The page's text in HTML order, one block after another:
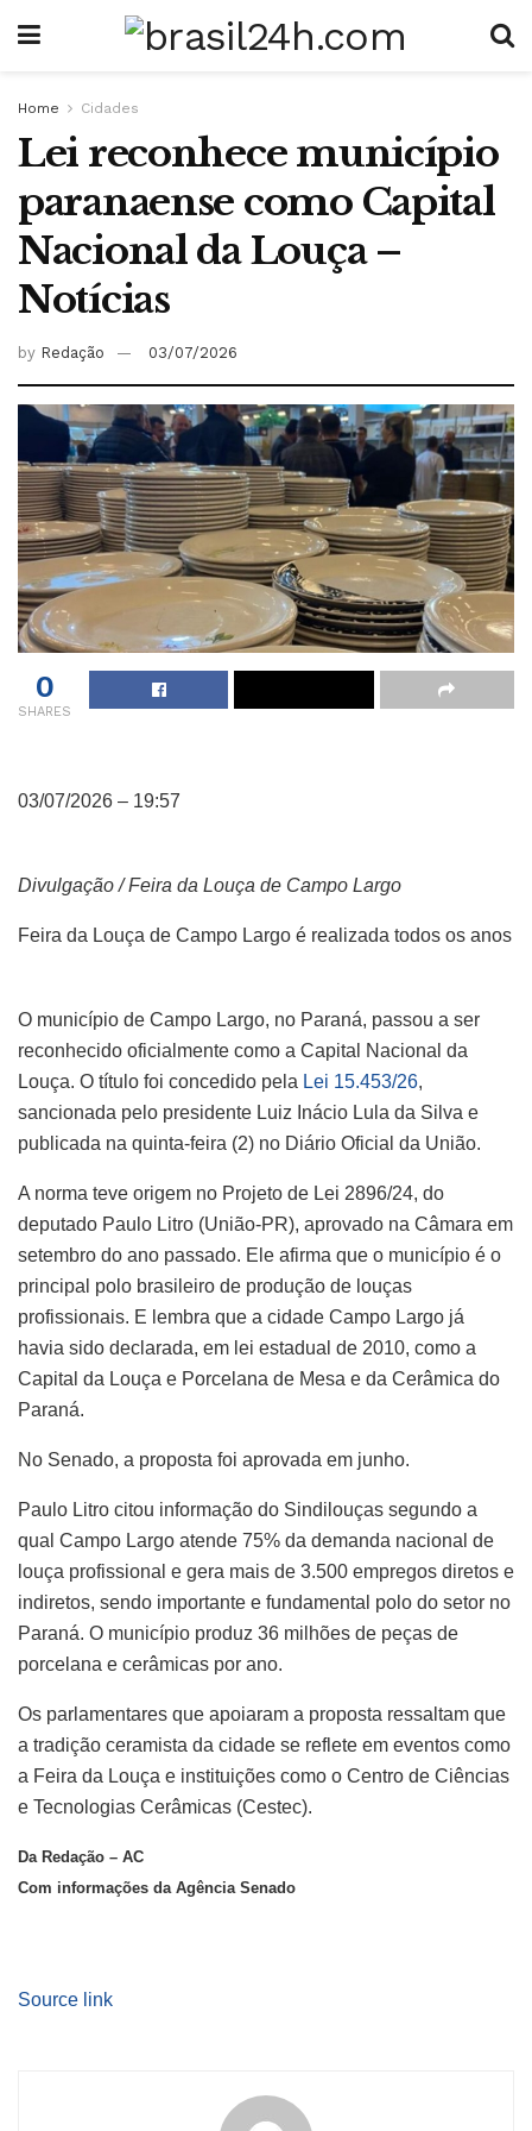
Home Cidades
Lei reconhece município
paranaense como Capital
Nacional da Louça –
Notícias
by Redação 03/07/2026
0
SHARES
03/07/2026 – 19:57
Divulgação / Feira da Louça de Campo Largo
Feira da Louça de Campo Largo é realizada todos os anos
O município de Campo Largo, no Paraná, passou a ser
reconhecido oficialmente como a Capital Nacional da
Louça. O título foi concedido pela Lei 15.453/26,
sancionada pelo presidente Luiz Inácio Lula da Silva e
publicada na quinta-feira (2) no Diário Oficial da União.
A norma teve origem no Projeto de Lei 2896/24, do
deputado Paulo Litro (União-PR), aprovado na Câmara em
setembro do ano passado. Ele afirma que o município é o
principal polo brasileiro de produção de louças
profissionais. E lembra que a cidade Campo Largo já
havia sido declarada, em lei estadual de 2010, como a
Capital da Louça e Porcelana de Mesa e da Cerâmica do
Paraná.
No Senado, a proposta foi aprovada em junho.
Paulo Litro citou informação do Sindilouças segundo a
qual Campo Largo atende 75% da demanda nacional de
louça profissional e gera mais de 3.500 empregos diretos e
indiretos, sendo importante e fundamental polo do setor no
Paraná. O município produz 36 milhões de peças de
porcelana e cerâmicas por ano.
Os parlamentares que apoiaram a proposta ressaltam que
a tradição ceramista da cidade se reflete em eventos como
a Feira da Louça e instituições como o Centro de Ciências
e Tecnologias Cerâmicas (Cestec).
Da Redação – AC
Com informações da Agência Senado
Source link